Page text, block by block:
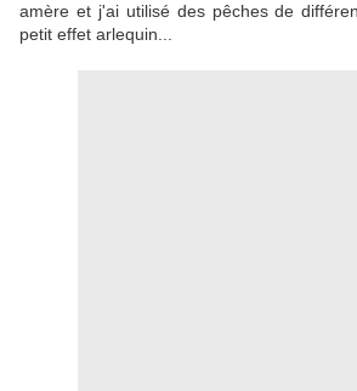
amère et j'ai utilisé des pêches de
petit effet arlequin...